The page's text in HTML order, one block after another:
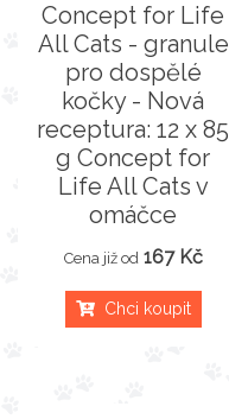
Concept for Life
All Cats - granule
pro dospělé
kočky - Nová
receptura: 12 x 85
g Concept for
Life All Cats v
omáčce
Cena již od 167 Kč
Chci koupit